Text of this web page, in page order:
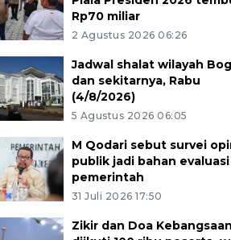
Rp70 miliar
2 Agustus 2026 06:26
Jadwal shalat wilayah
dan sekitarnya, Rabu
(4/8/2026)
5 Agustus 2026 06:05
M Qodari sebut survei
publik jadi bahan evaluasi
pemerintah
31 Juli 2026 17:50
Zikir dan Doa Kebangsaan